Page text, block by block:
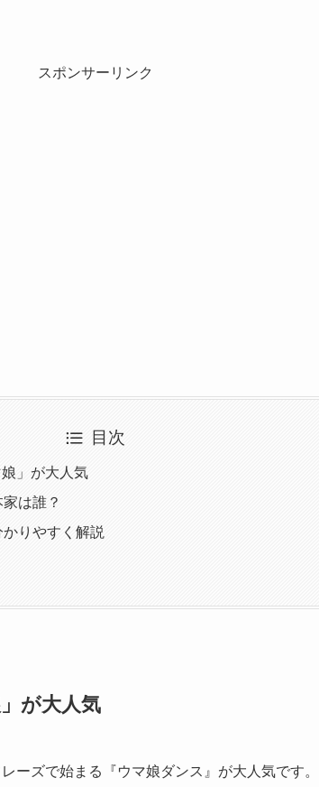
スポンサーリンク
目次
」が大人気
は誰？
りやすく解説
が大人気
ーズで始まる『ウマ娘ダンス』が大人気です。